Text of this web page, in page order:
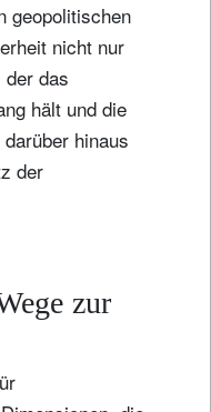
geopolitischen
nicht nur
das
hält und die
hinaus
der
zur